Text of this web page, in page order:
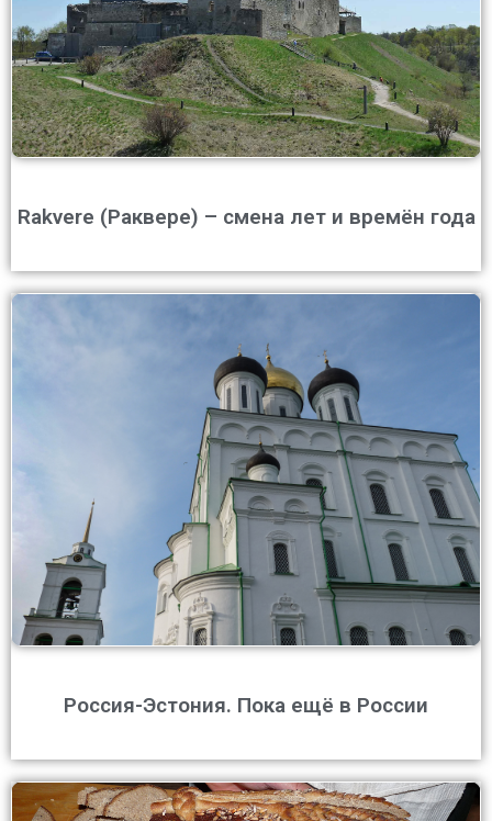
Rakvere (Раквере) – смена лет и времён года
Россия-Эстония. Пока ещё в России